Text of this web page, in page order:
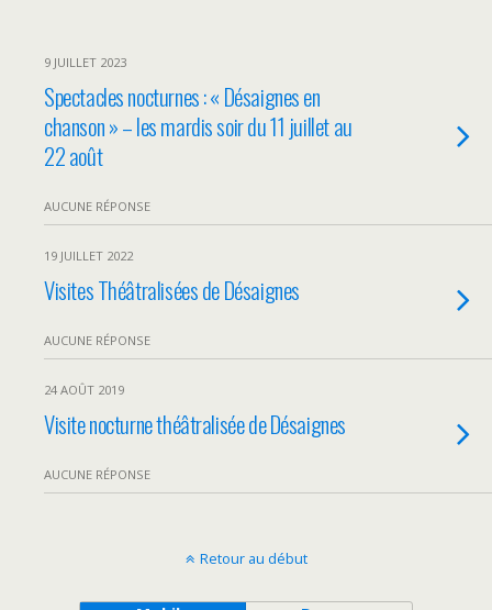
9 JUILLET 2023
Spectacles nocturnes : « Désaignes en
chanson » – les mardis soir du 11 juillet au
22 août
AUCUNE RÉPONSE
19 JUILLET 2022
Visites Théâtralisées de Désaignes
AUCUNE RÉPONSE
24 AOÛT 2019
Visite nocturne théâtralisée de Désaignes
AUCUNE RÉPONSE
Retour au début